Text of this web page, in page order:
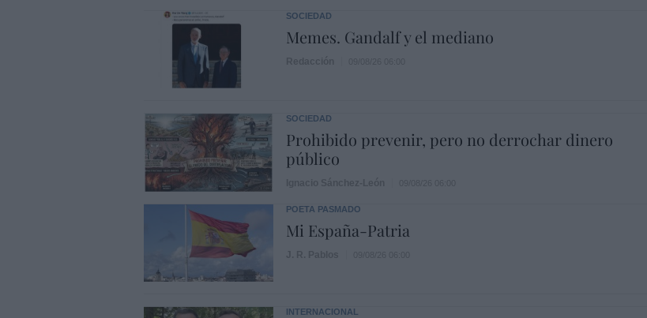
SOCIEDAD
Memes. Gandalf y el mediano
SOCIEDAD
Prohibido prevenir, pero no derrochar dinero
público
POETA PASMADO
Mi España-Patria
INTERNACIONAL